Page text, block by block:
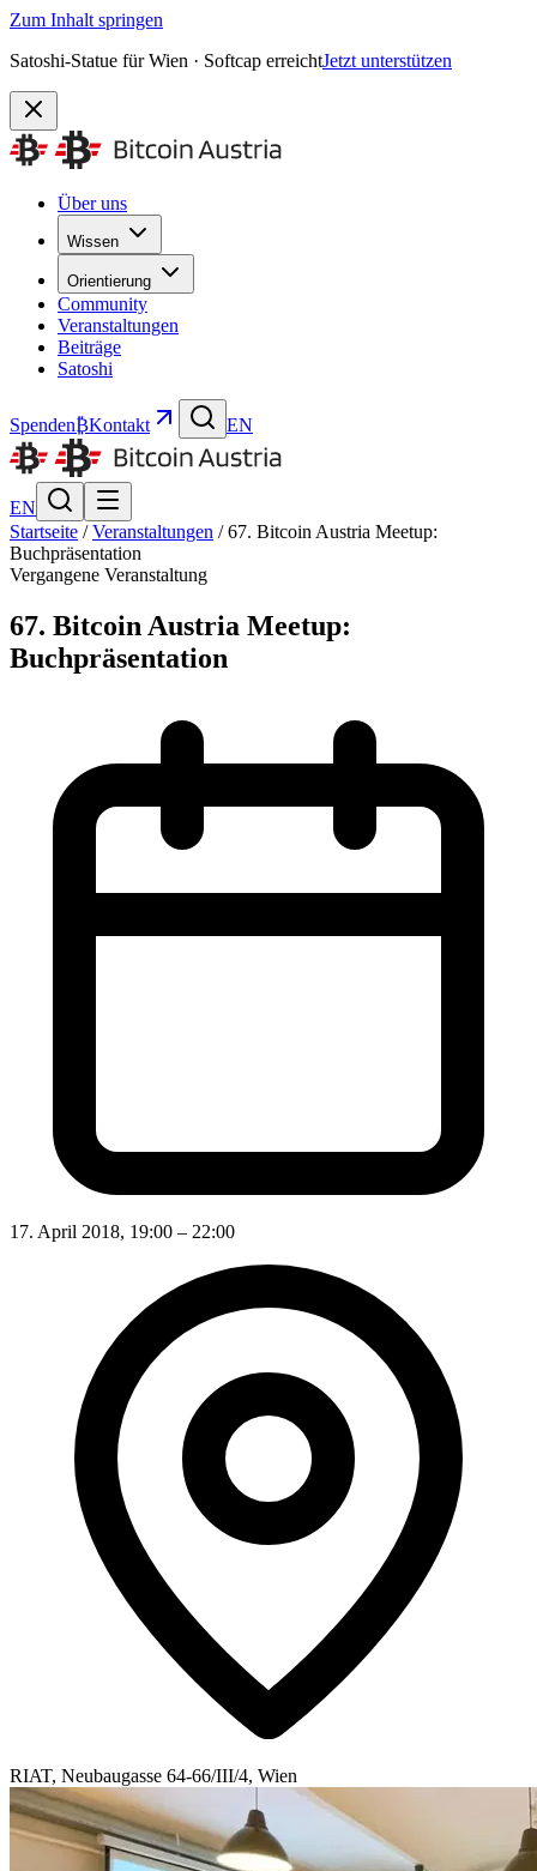
Zum Inhalt springen
Satoshi-Statue für Wien · Softcap erreichtJetzt unterstützen
Über uns
Wissen
Orientierung
Community
Veranstaltungen
Beiträge
Satoshi
Spenden₿Kontakt EN
EN
Startseite / Veranstaltungen / 67. Bitcoin Austria Meetup:
Buchpräsentation
Vergangene Veranstaltung
67. Bitcoin Austria Meetup:
Buchpräsentation
17. April 2018, 19:00 – 22:00
RIAT, Neubaugasse 64-66/III/4, Wien